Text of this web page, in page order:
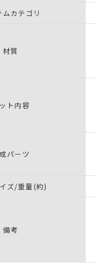
ムカテゴリ
材質
ト内容
パーツ
ズ/重量(約)
備考